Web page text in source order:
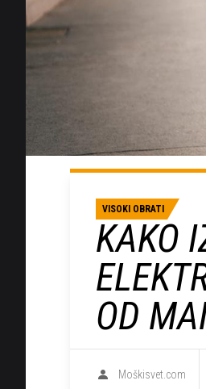
VISOKI OBRATI
KAKO
OD
Moškisvet.com